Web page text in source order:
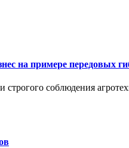
на примере передовых
строгого соблюдения